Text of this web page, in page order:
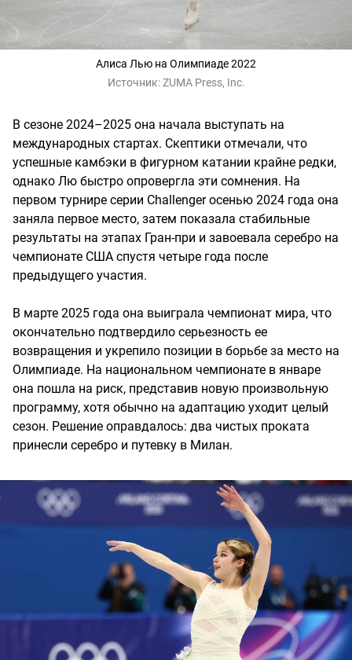
Алиса Лью на Олимпиаде 2022
Источник:ZUMA Press, Inc.
В сезоне 2024–2025 она начала выступать на
международных стартах. Скептики отмечали, что
успешные камбэки в фигурном катании крайне редки,
однако Лю быстро опровергла эти сомнения. На
первом турнире серии Challenger осенью 2024 года она
заняла первое место, затем показала стабильные
результаты на этапах Гран-при и завоевала серебро на
чемпионате США спустя четыре года после
предыдущего участия.
В марте 2025 года она выиграла чемпионат мира, что
окончательно подтвердило серьезность ее
возвращения и укрепило позиции в борьбе за место на
Олимпиаде. На национальном чемпионате в январе
она пошла на риск, представив новую произвольную
программу, хотя обычно на адаптацию уходит целый
сезон. Решение оправдалось: два чистых проката
принесли серебро и путевку в Милан.